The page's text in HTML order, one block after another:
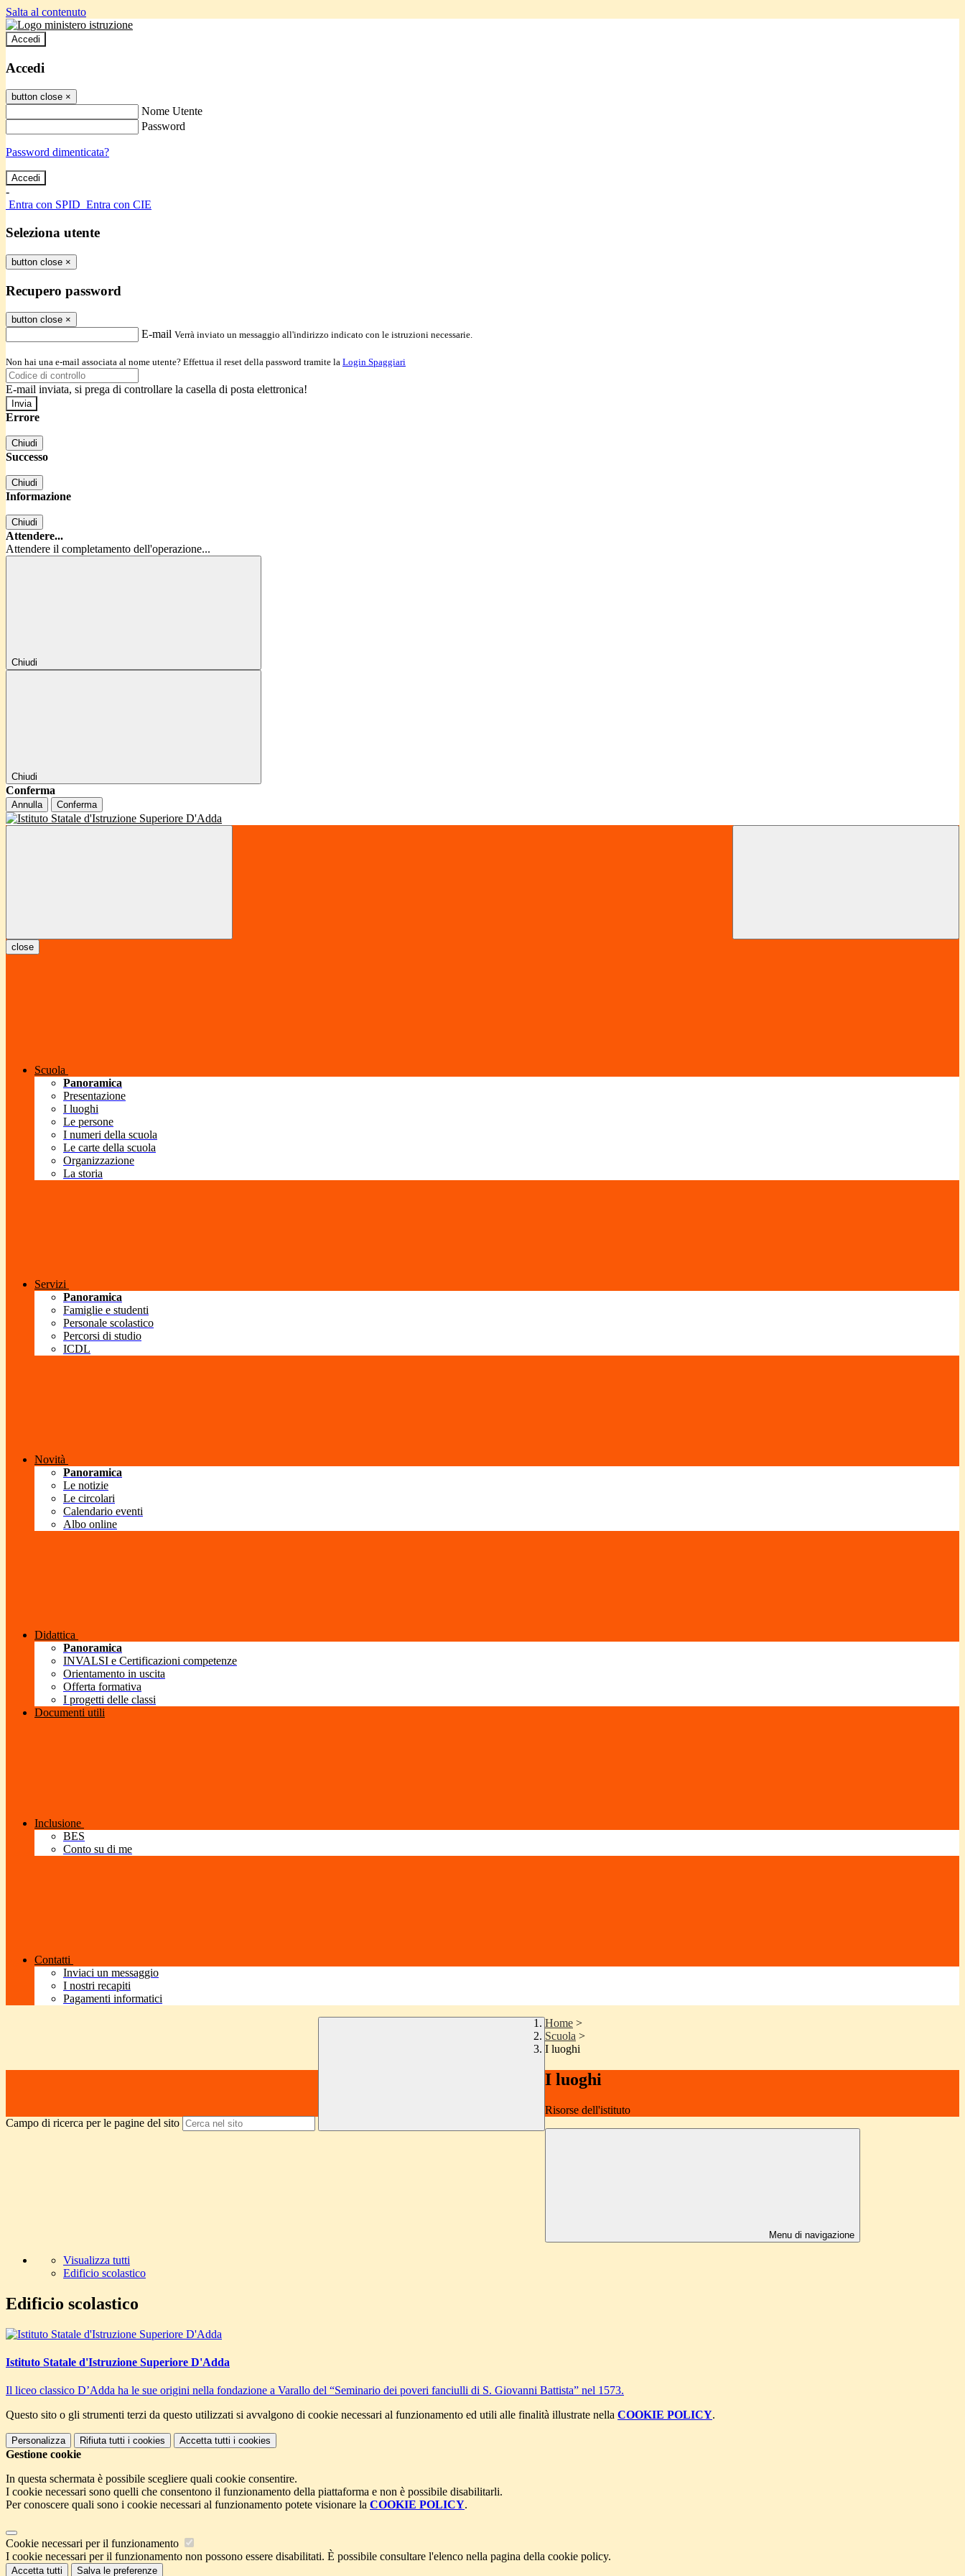
Salta al contenuto
Accedi
Accedi
button close ×
Nome Utente
Password
Password dimenticata?
-
Entra con SPID Entra con CIE
Seleziona utente
button close ×
Recupero password
button close ×
E-mail Verrà inviato un messaggio all'indirizzo indicato con le istruzioni necessarie.
Non hai una e-mail associata al nome utente? Effettua il reset della password tramite la Login Spaggiari
E-mail inviata, si prega di controllare la casella di posta elettronica!
Errore
Chiudi
Successo
Chiudi
Informazione
Chiudi
Attendere...
Attendere il completamento dell'operazione...
Chiudi
Chiudi
Conferma
Annulla Conferma
close
Scuola
Panoramica
Presentazione
I luoghi
Le persone
I numeri della scuola
Le carte della scuola
Organizzazione
La storia
Servizi
Panoramica
Famiglie e studenti
Personale scolastico
Percorsi di studio
ICDL
Novità
Panoramica
Le notizie
Le circolari
Calendario eventi
Albo online
Didattica
Panoramica
INVALSI e Certificazioni competenze
Orientamento in uscita
Offerta formativa
I progetti delle classi
Documenti utili
Inclusione
BES
Conto su di me
Contatti
Inviaci un messaggio
I nostri recapiti
Pagamenti informatici
Campo di ricerca per le pagine del sito
Home >
Scuola >
I luoghi
I luoghi
Risorse dell'istituto
Menu di navigazione
Visualizza tutti
Edificio scolastico
Edificio scolastico
Istituto Statale d'Istruzione Superiore D'Adda
Il liceo classico D’Adda ha le sue origini nella fondazione a Varallo del “Seminario dei poveri fanciulli di S. Giovanni Battista” nel 1573.
Questo sito o gli strumenti terzi da questo utilizzati si avvalgono di cookie necessari al funzionamento ed utili alle finalità illustrate nella COOKIE POLICY.
Personalizza Rifiuta tutti i cookies Accetta tutti i cookies
Gestione cookie
In questa schermata è possibile scegliere quali cookie consentire.
I cookie necessari sono quelli che consentono il funzionamento della piattaforma e non è possibile disabilitarli.
Per conoscere quali sono i cookie necessari al funzionamento potete visionare la COOKIE POLICY.
Cookie necessari per il funzionamento
I cookie necessari per il funzionamento non possono essere disabilitati. È possibile consultare l'elenco nella pagina della cookie policy.
Accetta tutti Salva le preferenze